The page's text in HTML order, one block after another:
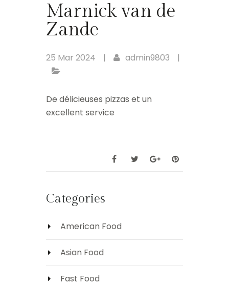
Marnick van de
Zande
25 Mar 2024 | admin9803 |
De délicieuses pizzas et un
excellent service
Categories
American Food
Asian Food
Fast Food